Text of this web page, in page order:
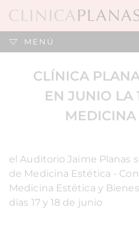
MENÚ
CLÍNICA
EN JUNIO LA
MEDICINA
el Auditorio Jaime Planas
de Medicina Estética -
Medicina Estética y
días 17 y 18 de junio